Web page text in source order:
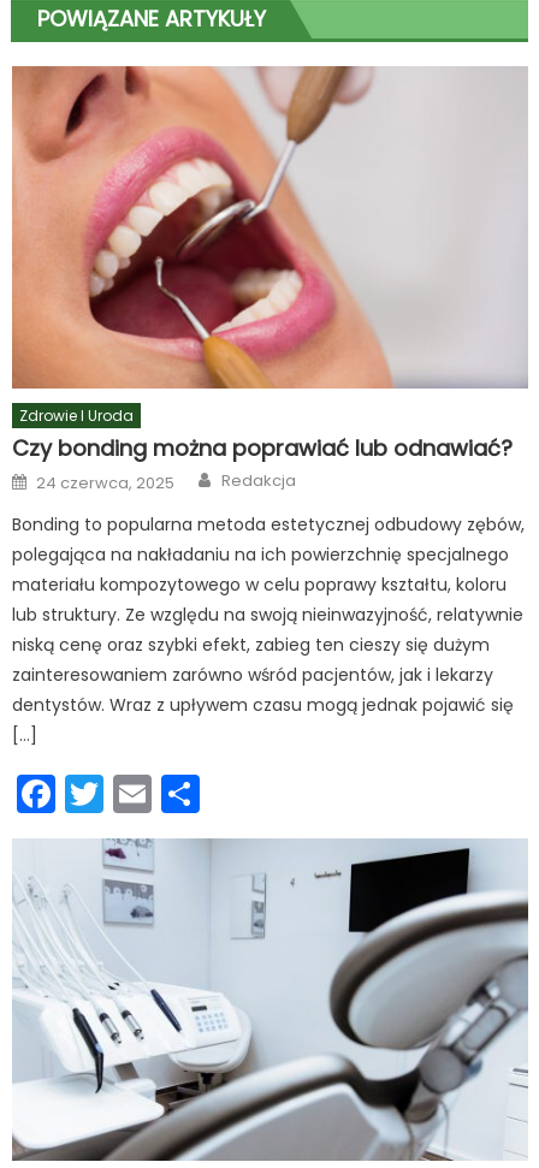
POWIĄZANE ARTYKUŁY
Zdrowie I Uroda
Czy bonding można poprawiać lub odnawiać?
Posted
on
24 czerwca, 2025 Author
Redakcja
Bonding to popularna metoda estetycznej odbudowy zębów,
polegająca na nakładaniu na ich powierzchnię specjalnego
materiału kompozytowego w celu poprawy kształtu, koloru
lub struktury. Ze względu na swoją nieinwazyjność, relatywnie
niską cenę oraz szybki efekt, zabieg ten cieszy się dużym
zainteresowaniem zarówno wśród pacjentów, jak i lekarzy
dentystów. Wraz z upływem czasu mogą jednak pojawić się
[…]
Facebook
Twitter
Email
się